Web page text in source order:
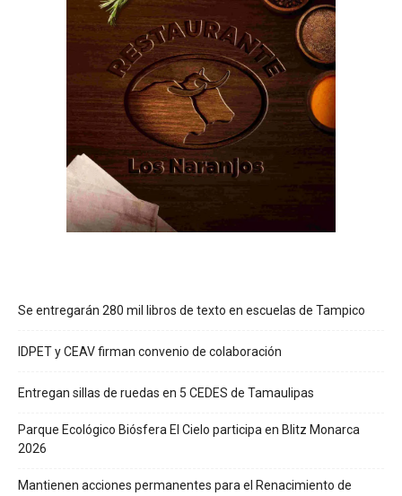
Se entregarán 280 mil libros de texto en escuelas de Tampico
IDPET y CEAV firman convenio de colaboración
Entregan sillas de ruedas en 5 CEDES de Tamaulipas
Parque Ecológico Biósfera El Cielo participa en Blitz Monarca
2026
Mantienen acciones permanentes para el Renacimiento de